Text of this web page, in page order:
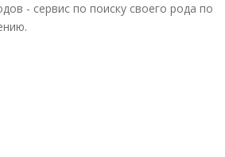
- сервис по поиску своего рода по